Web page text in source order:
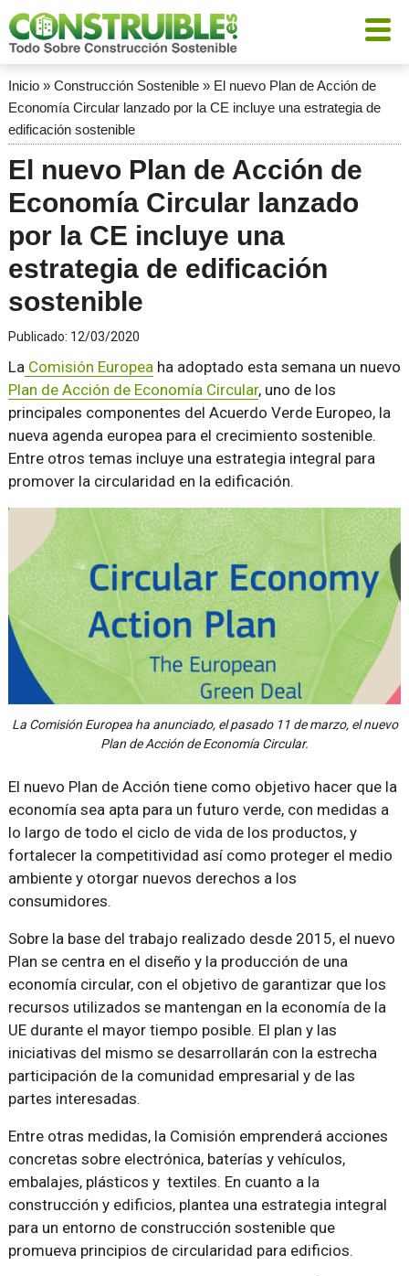
Inicio» Construcción Sostenible» El nuevo Plan de Acción de
Economía Circular lanzado por la CE incluye una estrategia de
edificación sostenible
El nuevo Plan de Acción de
Economía Circular lanzado
por la CE incluye una
estrategia de edificación
sostenible
Publicado: 12/03/2020
LaComisión Europeaha adoptado esta semana un nuevo
Plan de Acción de Economía Circular, uno de los
principales componentes del Acuerdo Verde Europeo, la
nueva agenda europea para el crecimiento sostenible.
Entre otros temas incluye una estrategia integral para
promover la circularidad en la edificación.
La Comisión Europea ha anunciado, el pasado 11 de marzo, el nuevo
Plan de Acción de Economía Circular.
El nuevo Plan de Acción tiene como objetivo hacer que la
economía sea apta para un futuro verde, con medidas a
lo largo de todo el ciclo de vida de los productos, y
fortalecer la competitividad así como proteger el medio
ambiente y otorgar nuevos derechos a los
consumidores.
Sobre la base del trabajo realizado desde 2015, el nuevo
Plan se centra en el diseño y la producción de una
economía circular, con el objetivo de garantizar que los
recursos utilizados se mantengan en la economía de la
UE durante el mayor tiempo posible. El plan y las
iniciativas del mismo se desarrollarán con la estrecha
participación de la comunidad empresarial y de las
partes interesadas.
Entre otras medidas, la Comisión emprenderá acciones
concretas sobre electrónica, baterías y vehículos,
embalajes, plásticos y textiles. En cuanto a la
construcción y edificios, plantea una estrategia integral
para un entorno de construcción sostenible que
promueva principios de circularidad para edificios.